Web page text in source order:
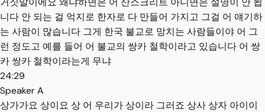
니다 안 되는 걸 억지로 한자로 다 만들어 가지고 그걸 어 얘기하
는 사람이 많습니다 그게 한국 불교로 망치는 사람들이야 어 그
런 정도고 예를 들어 어 불교의 쌍카 철학이라고 있습니다 어 쌍
카 쌍카 철학이라는게 무냐
24:29
Speaker A
상가가요 상이요 상 어 우리가 상이라 그러죠 상사 상자 아이이